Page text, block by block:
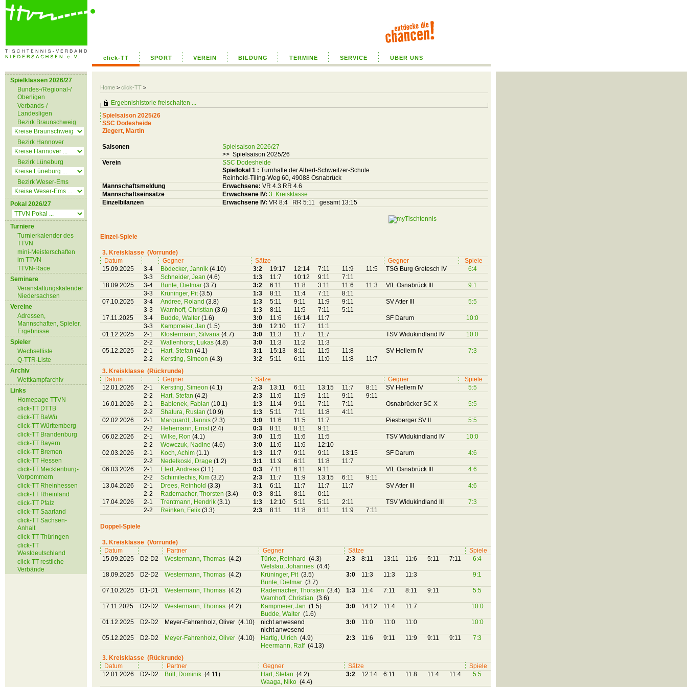
click-TT SPORT VEREIN BILDUNG TERMINE SERVICE ÜBER UNS
Home > click-TT >
Spielklassen 2026/27
Bundes-/Regional-/
Oberligen
Verbands-/
Landesligen
Bezirk Braunschweig
Bezirk Hannover
Bezirk Lüneburg
Bezirk Weser-Ems
Pokal 2026/27
Turniere
Turnierkalender des
TTVN
mini-Meisterschaften
im TTVN
TTVN-Race
Seminare
Veranstaltungskalender
Niedersachsen
Vereine
Adressen,
Mannschaften, Spieler,
Ergebnisse
Spieler
Wechselliste
Q-TTR-Liste
Archiv
Wettkampfarchiv
Links
Homepage TTVN
click-TT DTTB
click-TT BaWü
click-TT Württemberg
click-TT Brandenburg
click-TT Bayern
click-TT Bremen
click-TT Hessen
click-TT Mecklenburg-
Vorpommern
click-TT Rheinhessen
click-TT Rheinland
click-TT Pfalz
click-TT Saarland
click-TT Sachsen-
Anhalt
click-TT Thüringen
click-TT
Westdeutschland
click-TT restliche
Verbände
Ergebnishistorie freischalten ...
Spielsaison 2025/26
SSC Dodesheide
Ziegert, Martin
Saisonen
Spielsaison 2026/27
>> Spielsaison 2025/26
Verein
SSC Dodesheide
Spiellokal 1 : Turnhalle der Albert-Schweitzer-Schule
Reinhold-Tiling-Weg 60, 49088 Osnabrück
Mannschaftsmeldung
Erwachsene: VR 4.3 RR 4.6
Mannschaftseinsätze
Erwachsene IV: 3. Kreisklasse
Einzelbilanzen
Erwachsene IV: VR 8:4 RR 5:11 gesamt 13:15
Einzel-Spiele
3. Kreisklasse (Vorrunde)
Datum
Gegner Sätze Gegner
Spiele
15.09.2025
3-4 Bödecker, Jannik (4.10) 3:2 19:17 12:14 7:11 11:9 11:5 TSG Burg Gretesch IV
6:4
3-3
Schneider, Jean (4.6) 1:3 11:7 10:12 9:11
7:11
18.09.2025
3-4 Bunte, Dietmar (3.7) 3:2 6:11 11:8 3:11 11:6 11:3 VfL Osnabrück III
9:1
3-3
Krüninger, Pit(3.5) 1:3 8:11 11:4 7:11
8:11
07.10.2025
3-4 Andree, Roland (3.8) 1:3 5:11 9:11 11:9 9:11 SV Atter III
5:5
3-3
Wamhoff, Christian (3.6) 1:3 8:11 11:5 7:11
5:11
17.11.2025
3-4 Budde, Walter (1.6) 3:0 11:6 16:14 11:7 SF Darum
10:0
3-3
Kampmeier, Jan (1.5) 3:0 12:10 11:7
11:1
01.12.2025
2-1 Klostermann, Silvana (4.7) 3:0 11:3 11:7 11:7 TSV Widukindland IV
10:0
2-2
Wallenhorst, Lukas (4.8) 3:0 11:3 11:2
11:3
05.12.2025
2-1 Hart, Stefan (4.1) 3:1 15:13 8:11 11:5 11:8 SV Hellern IV
7:3
2-2
Kersting, Simeon (4.3) 3:2 5:11 6:11 11:0 11:8
11:7
3. Kreisklasse (Rückrunde)
Datum
Gegner Sätze Gegner
Spiele
12.01.2026
2-1 Kersting, Simeon (4.1) 2:3 13:11 6:11 13:15 11:7 8:11 SV Hellern IV
5:5
2-2
Hart, Stefan (4.2) 2:3 11:6 11:9 1:11 9:11
9:11
16.01.2026
2-1 Babienek, Fabian (10.1) 1:3 11:4 9:11 7:11 7:11 Osnabrücker SC X
5:5
2-2
Shatura, Ruslan (10.9) 1:3 5:11 7:11 11:8
4:11
02.02.2026
2-1 Marquardt, Jannis (2.3) 3:0 11:6 11:5 11:7 Piesberger SV II
5:5
2-2
Hehemann, Ernst(2.4) 0:3 8:11 8:11
9:11
06.02.2026
2-1 Wilke, Ron (4.1) 3:0 11:5 11:6 11:5 TSV Widukindland IV
10:0
2-2
Wowczuk, Nadine (4.6) 3:0 11:6 11:6
12:10
02.03.2026
2-1 Koch, Achim (1.1) 1:3 11:7 9:11 9:11 13:15 SF Darum
4:6
2-2
Nedelkoski, Drage (1.2) 3:1 11:9 6:11 11:8
11:7
06.03.2026
2-1 Elert, Andreas (3.1) 0:3 7:11 6:11 9:11 VfL Osnabrück III
4:6
2-2
Schimilechis, Kim (3.2) 2:3 11:7 11:9 13:15 6:11
9:11
13.04.2026
2-1 Drees, Reinhold (3.3) 3:1 6:11 11:7 11:7 11:7 SV Atter III
4:6
2-2
Rademacher, Thorsten (3.4) 0:3 8:11 8:11
0:11
17.04.2026
2-1 Trentmann, Hendrik (3.1) 1:3 12:10 5:11 5:11 2:11 TSV Widukindland III
7:3
2-2
Reinken, Felix (3.3) 2:3 8:11 11:8 8:11 11:9 7:11
Doppel-Spiele
3. Kreisklasse (Vorrunde)
Datum
Partner Gegner Sätze
Spiele
15.09.2025
D2-D2 Westermann, Thomas (4.2) Türke, Reinhard (4.3)
Welslau, Johannes (4.4)
2:3 8:11 13:11 11:6 5:11 7:11 6:4
18.09.2025 D2-D2 Westermann, Thomas (4.2) Krüninger, Pit (3.5)
Bunte, Dietmar (3.7)
3:0 11:3 11:3 11:3 9:1
07.10.2025 D1-D1 Westermann, Thomas (4.2) Rademacher, Thorsten (3.4)
Wamhoff, Christian (3.6)
1:3 11:4 7:11 8:11 9:11 5:5
17.11.2025 D2-D2 Westermann, Thomas (4.2) Kampmeier, Jan (1.5)
Budde, Walter (1.6)
3:0 14:12 11:4 11:7 10:0
01.12.2025 D2-D2 Meyer-Fahrenholz, Oliver (4.10)
nicht anwesend
nicht anwesend
3:0 11:0 11:0 11:0 10:0
05.12.2025 D2-D2 Meyer-Fahrenholz, Oliver (4.10) Hartig, Ulrich (4.9)
Heermann, Ralf (4.13)
2:3 11:6 9:11 11:9 9:11 9:11 7:3
3. Kreisklasse (Rückrunde)
Datum
Partner Gegner Sätze
Spiele
12.01.2026
D2-D2 Brill, Dominik (4.11) Hart, Stefan (4.2)
Waaga, Niko (4.4)
3:2 12:14 6:11 11:8 11:4 11:4 5:5